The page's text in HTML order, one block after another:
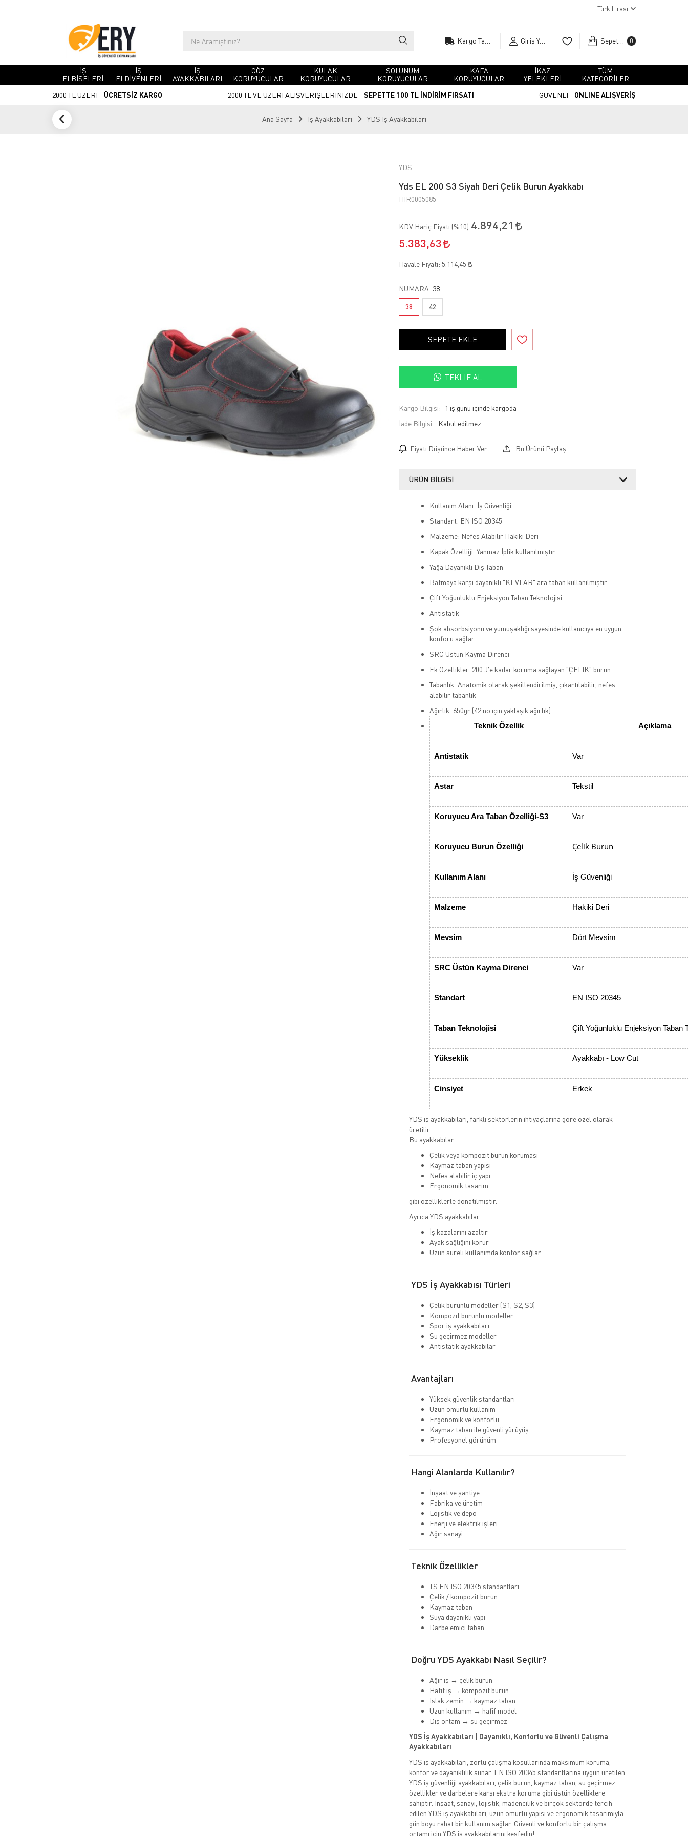
Türk Lirası
Giriş Yap Sepetim 0
İŞ
ELBİSELERİ
İŞ
ELDİVENLERİ
İŞ
AYAKKABILARI
GÖZ
KORUYUCULAR
KULAK
KORUYUCULAR
SOLUNUM
KORUYUCULAR
KAFA
KORUYUCULAR
İKAZ
YELEKLERİ
TÜM
KATEGORİLER
2000 TL ÜZERİ - ÜCRETSİZ KARGO 2000 TL VE ÜZERİ ALIŞVERİŞLERİNİZDE - SEPETTE 100 TL İNDİRİM FIRSATI GÜVENLİ - ONLINE ALIŞVERİŞ
Ana Sayfa İş Ayakkabıları YDS İş Ayakkabıları
YDS
Yds EL 200 S3 Siyah Deri Çelik Burun Ayakkabı
HIR0005085
KDV Hariç Fiyatı (%10):4.894,21
5.383,63
Havale Fiyatı: 5.114,45
NUMARA: 38
38 42
SEPETE EKLE
TEKLIF AL
Kargo Bilgisi:
1 iş günü içinde kargoda
İade Bilgisi:
Fiyatı Düşünce Haber Ver Bu Ürünü Paylaş
ÜRÜN BILGISI
Kullanım Alanı: İş Güvenliği
Standart: EN ISO 20345
Malzeme: Nefes Alabilir Hakiki Deri
Kapak Özelliği: Yanmaz İplik kullanılmıştır
Yağa Dayanıklı Dış Taban
Batmaya karşı dayanıklı "KEVLAR" ara taban kullanılmıştır
Çift Yoğunluklu Enjeksiyon Taban Teknolojisi
Antistatik
Şok absorbsiyonu ve yumuşaklığı sayesinde kullanıcıya en uygun
konforu sağlar.
SRC Üstün Kayma Direnci
Ek Özellikler: 200 J'e kadar koruma sağlayan "ÇELİK" burun.
Tabanlık: Anatomik olarak şekillendirilmiş, çıkartılabilir, nefes
alabilir tabanlık
Ağırlık: 650gr (42 no için yaklaşık ağırlık)
Teknik Özellik
Açıklama
Antistatik Var
Astar Tekstil
Koruyucu Ara Taban Özelliği-S3 Var
Koruyucu Burun Özelliği Çelik Burun
Kullanım Alanı İş Güvenliği
Malzeme Hakiki Deri
Mevsim Dört Mevsim
SRC Üstün Kayma Direnci Var
Standart EN ISO 20345
Taban Teknolojisi Çift Yoğunluklu Enjeksiyon Taban
Yükseklik Ayakkabı - Low Cut
Cinsiyet Erkek
YDS iş ayakkabıları, farklı sektörlerin ihtiyaçlarına göre özel olarak
üretilir.
Bu ayakkabılar:
Çelik veya kompozit burun koruması
Kaymaz taban yapısı
Nefes alabilir iç yapı
Ergonomik tasarım
gibi özelliklerle donatılmıştır.
Ayrıca YDS ayakkabılar:
İş kazalarını azaltır
Ayak sağlığını korur
Uzun süreli kullanımda konfor sağlar
YDS İş Ayakkabısı Türleri
Çelik burunlu modeller (S1, S2, S3)
Kompozit burunlu modeller
Spor iş ayakkabıları
Su geçirmez modeller
Antistatik ayakkabılar
Avantajları
Yüksek güvenlik standartları
Uzun ömürlü kullanım
Ergonomik ve konforlu
Kaymaz taban ile güvenli yürüyüş
Profesyonel görünüm
Hangi Alanlarda Kullanılır?
İnşaat ve şantiye
Fabrika ve üretim
Lojistik ve depo
Enerji ve elektrik işleri
Ağır sanayi
Teknik Özellikler
TS EN ISO 20345 standartları
Çelik / kompozit burun
Kaymaz taban
Suya dayanıklı yapı
Darbe emici taban
Doğru YDS Ayakkabı Nasıl Seçilir?
Ağır iş → çelik burun
Hafif iş → kompozit burun
Islak zemin → kaymaz taban
Uzun kullanım → hafif model
Dış ortam → su geçirmez
YDS İş Ayakkabıları | Dayanıklı, Konforlu ve Güvenli Çalışma
Ayakkabıları
YDS iş ayakkabıları, zorlu çalışma koşullarında maksimum koruma,
konfor ve dayanıklılık sunar. EN ISO 20345 standartlarına uygun üretilen
YDS iş güvenliği ayakkabıları, çelik burun, kaymaz taban, su geçirmez
özellikler ve darbelere karşı ekstra koruma gibi üstün özelliklere
sahiptir. İnşaat, sanayi, lojistik, madencilik ve birçok sektörde tercih
edilen YDS iş ayakkabıları, uzun ömürlü yapısı ve ergonomik tasarımıyla
gün boyu rahat bir kullanım sağlar. Güvenli ve konforlu bir çalışma
ortamı için YDS iş ayakkabılarını keşfedin!